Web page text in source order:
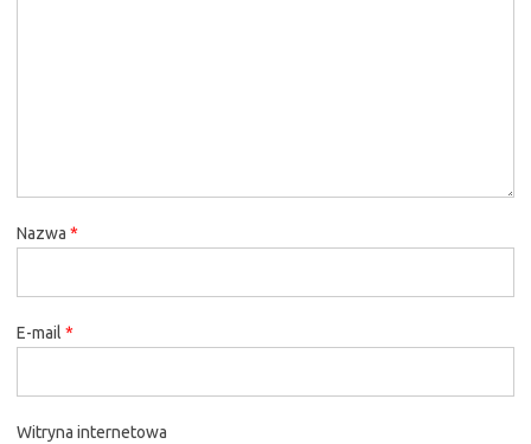
Nazwa *
E-mail *
Witryna internetowa